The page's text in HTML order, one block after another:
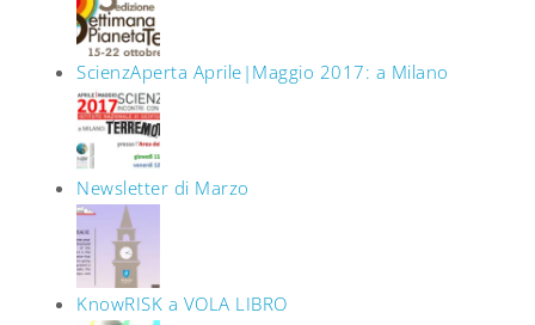
ScienzAperta Aprile|Maggio 2017: a Milano
Newsletter di Marzo
KnowRISK a VOLA LIBRO